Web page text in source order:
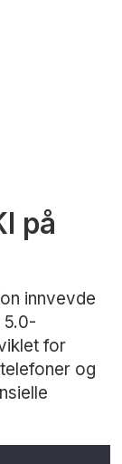
på
innvevde
5.0-
for
og